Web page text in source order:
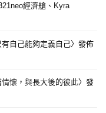
經濟艙、Kyra
自己能夠定義自己〉發佈
懷，與長大後的彼此〉發